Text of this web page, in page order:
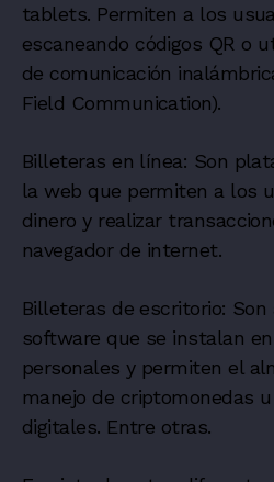
tablets. Permiten a los
escaneando códigos QR o
de comunicación
Field Communication).
Billeteras en línea: Son
la web que permiten a los
dinero y realizar
navegador de internet.
Billeteras de escritorio: Son
software que se instalan
personales y permiten el
manejo de criptomonedas
digitales. Entre otras.